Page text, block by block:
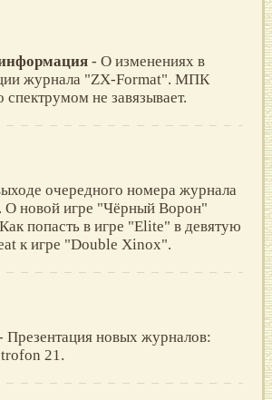
- О изменениях в
журнала "ZX-Format". МПК
не завязывает.
очередного номера журнала
О новой игре "Чёрный Ворон"
попасть в игре "Elite" в девятую
к игре "Double Xinox".
Презентация новых журналов:
21.